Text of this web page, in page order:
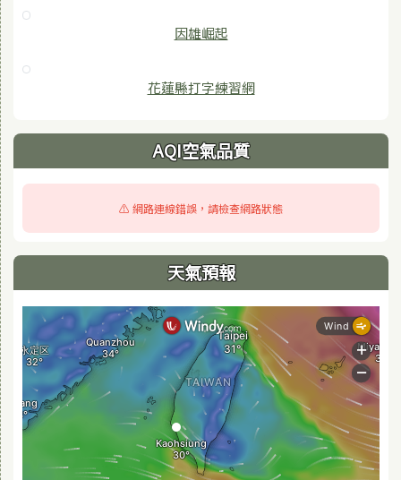
因雄崛起
花蓮縣打字練習網
AQI空氣品質
⚠️ 網路連線錯誤，請檢查網路狀態
天氣預報